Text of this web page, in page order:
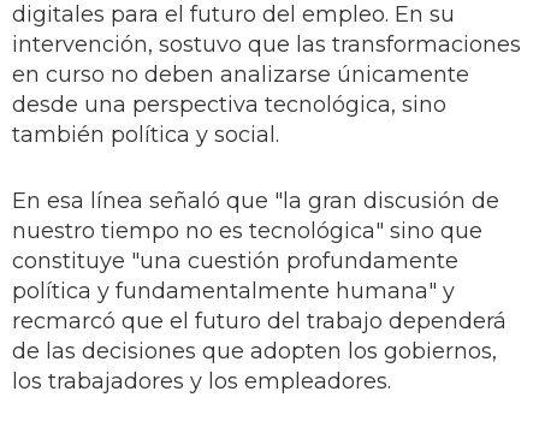
digitales para el futuro del empleo. En su
intervención, sostuvo que las transformaciones
en curso no deben analizarse únicamente
desde una perspectiva tecnológica, sino
también política y social.
En esa línea señaló que "la gran discusión de
nuestro tiempo no es tecnológica" sino que
constituye "una cuestión profundamente
política y fundamentalmente humana" y
recmarcó que el futuro del trabajo dependerá
de las decisiones que adopten los gobiernos,
los trabajadores y los empleadores.